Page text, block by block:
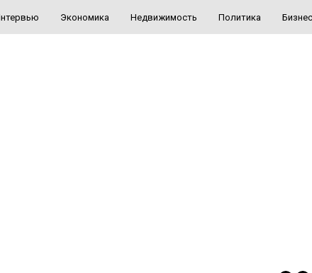
Экономика Недвижимость Политика Бизнес